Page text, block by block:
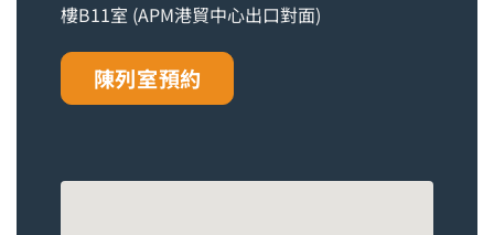
樓B11室 (APM港貿中心出口對面)
陳列室預約